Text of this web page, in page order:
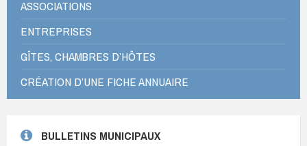
ASSOCIATIONS
ENTREPRISES
GÎTES, CHAMBRES D’HÔTES
CRÉATION D’UNE FICHE ANNUAIRE
BULLETINS MUNICIPAUX